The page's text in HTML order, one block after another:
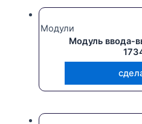
Модули
Модуль ввода-